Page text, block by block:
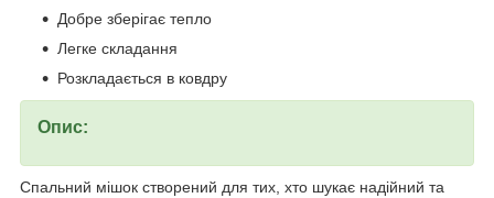
Добре зберігає тепло
Легке складання
Розкладається в ковдру
Опис:
Спальний мішок створений для тих, хто шукає надійний та